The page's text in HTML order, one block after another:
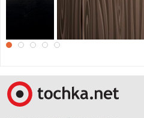
Рог изобилия